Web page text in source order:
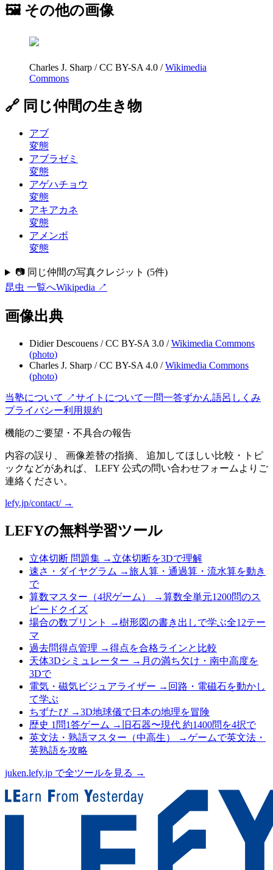
🖼 その他の画像
Charles J. Sharp /CC BY-SA 4.0 / Wikimedia
Commons
🔗 同じ仲間の生き物
アブ
変態
アブラゼミ
変態
アゲハチョウ
変態
アキアカネ
変態
アメンボ
変態
📷 同じ仲間の写真クレジット (5件)
昆虫 一覧へWikipedia ↗
画像出典
Didier Descouens /CC BY-SA 3.0 / Wikimedia Commons
(photo)
Charles J. Sharp /CC BY-SA 4.0 / Wikimedia Commons
(photo)
当塾について ↗サイトについて一問一答ずかん語呂 しくみ
プライバシー利用規約
機能のご要望・不具合の報告
内容の誤り、 画像差替の指摘、 追加してほしい比較・トピ
ックなどがあれば、 LEFY 公式の問い合わせフォームよりご
連絡ください。
lefy.jp/contact/ →
LEFYの無料学習ツール
立体切断 問題集 → 立体切断を3Dで理解
速さ・ダイヤグラム →旅人算・通過算・流水算を動き
で
算数マスター（4択ゲーム）
→算数全単元1200問のス
ピードクイズ
場合の数プリント
→樹形図の書き出しで学ぶ全12テー
マ
過去問得点管理 →得点を合格ラインと比較
天体3Dシミュレーター → 月の満ち欠け・南中高度を
3Dで
電気・磁気ビジュアライザー → 回路・電磁石を動かし
て学ぶ
ちずたび→3D地球儀で日本の地理を冒険
歴史 1問1答ゲーム → 旧石器〜現代 約1400問を4択で
英文法・熟語マスター（中高生）
→ゲームで英文法・
英熟語を攻略
juken.lefy.jp で全ツールを見る →